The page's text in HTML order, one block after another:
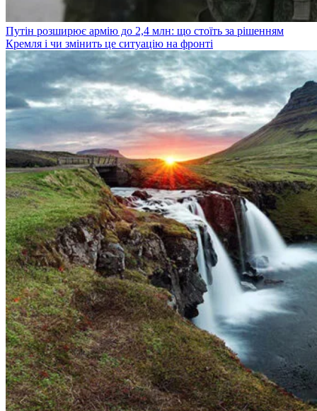
Путін розширює армію до 2,4 млн: що стоїть за рішенням
Кремля і чи змінить це ситуацію на фронті